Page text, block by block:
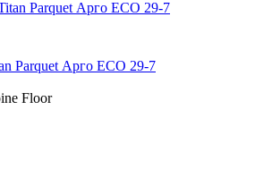
Parquet Арго ЕСО 29-7
Floor